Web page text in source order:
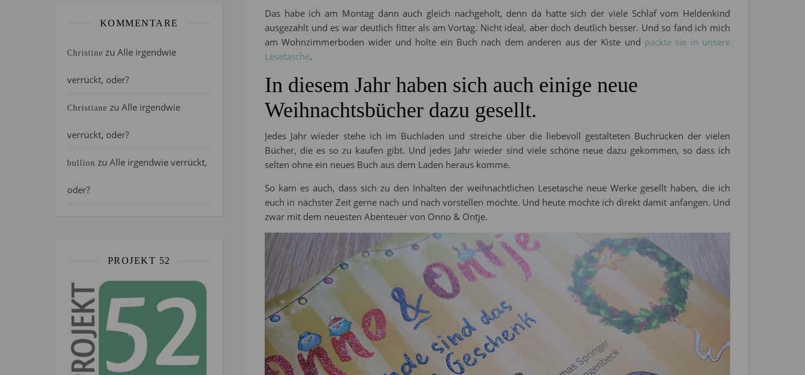
KOMMENTARE
Christine zu Alle irgendwie
verrückt, oder?
Christiane zu Alle irgendwie
verrückt, oder?
bullion zu Alle irgendwie verrückt,
oder?
PROJEKT 52
Das habe ich am Montag dann auch gleich nachgeholt, denn da hatte sich der viele Schlaf vom Heldenkind
ausgezahlt und es war deutlich fitter als am Vortag. Nicht ideal, aber doch deutlich besser. Und so fand ich mich
am Wohnzimmerboden wider und holte ein Buch nach dem anderen aus der Kiste und packte sie in unsere
Lesetasche.
In diesem Jahr haben sich auch einige neue
Weihnachtsbücher dazu gesellt.
Jedes Jahr wieder stehe ich im Buchladen und streiche über die liebevoll gestalteten Buchrücken der vielen
Bücher, die es so zu kaufen gibt. Und jedes Jahr wieder sind viele schöne neue dazu gekommen, so dass ich
selten ohne ein neues Buch aus dem Laden heraus komme.
So kam es auch, dass sich zu den Inhalten der weihnachtlichen Lesetasche neue Werke gesellt haben, die ich
euch in nächster Zeit gerne nach und nach vorstellen möchte. Und heute möchte ich direkt damit anfangen. Und
zwar mit dem neuesten Abenteuer von Onno & Ontje.